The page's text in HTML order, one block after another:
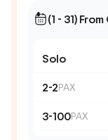
(1 - 31)
Solo
2-2PAX
3-100PAX